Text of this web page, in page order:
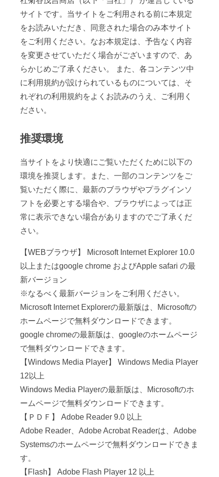
サイトです。当サイトをご利用される前に本規定
をお読みいただき、同意された場合のみ本サイト
をご利用ください。なお本規定は、予告なく内容
を変更させていただく場合がございますので、あ
らかじめご了承ください。 また、各コンテンツ中
に利用規約が設けられているものについては、そ
れぞれの利用規約をよくお読みのうえ、ご利用く
ださい。
推奨環境
当サイトをより快適にご覧いただくために以下の
環境を推奨します。また、一部のコンテンツをご
覧いただく際に、最新のブラウザやプラグインソ
フトを必要とする場合や、ブラウザによっては正
常に表示できない場合がありますのでご了承くだ
さい。
【WEBブラウザ】 Microsoft Internet Explorer 10.0
以上またはgoogle chrome およびApple safari の最
新バージョン
※なるべく最新バージョンをご利用ください。
Microsoft Internet Explorerの最新版は、Microsoftの
ホームページで無料ダウンロードできます。
google chromeの最新版は、googleのホームページ
で無料ダウンロードできます。
【Windows Media Player】 Windows Media Player
12以上
Windows Media Playerの最新版は、Microsoftのホ
ームページで無料ダウンロードできます。
【ＰＤＦ】 Adobe Reader 9.0 以上
Adobe Reader、Adobe Acrobat Readerは、Adobe
Systemsのホームページで無料ダウンロードできま
す。
【Flash】 Adobe Flash Player 12 以上